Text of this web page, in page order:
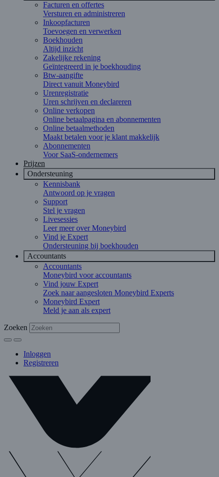
Facturen en offertes
Versturen en administreren
Inkoopfacturen
Toevoegen en verwerken
Boekhouden
Altijd inzicht
Zakelijke rekening
Geïntegreerd in je boekhouding
Btw-aangifte
Direct vanuit Moneybird
Urenregistratie
Uren schrijven en declareren
Online verkopen
Online betaalpagina en abonnementen
Online betaalmethoden
Maakt betalen voor je klant makkelijk
Abonnementen
Voor SaaS-ondernemers
Prijzen
Ondersteuning
Kennisbank
Antwoord op je vragen
Support
Stel je vragen
Livesessies
Leer meer over Moneybird
Vind je Expert
Ondersteuning bij boekhouden
Accountants
Accountants
Moneybird voor accountants
Vind jouw Expert
Zoek naar aangesloten Moneybird Experts
Moneybird Expert
Meld je aan als expert
Zoeken
Inloggen
Registreren